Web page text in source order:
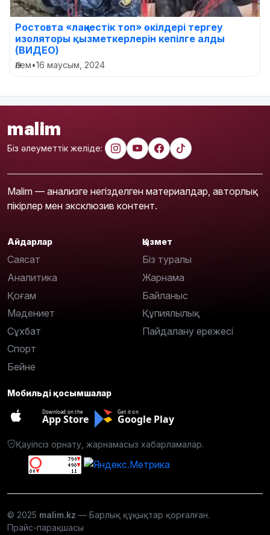
Ростовта «лаңкестік топ» өкілдері тергеу
изоляторы қызметкерлерін кепілге алды
(ВИДЕО)
Әлем•16 маусым, 2024
malim
Біз әлеуметтік желіде:
Malim — анализге негізделген материалдар, авторлық
пікірлер мен эксклюзив контент.
Айдарлар
Саясат
Аналитика
Қоғам
Мәдениет
Сұхбат
Спорт
Бейне
Қызмет
Біз туралы
Жарнама
Байланыс
Құпиялылық
Пайдалану ережесі
Мобильді қосымшалар
Download on the
App Store
Get it on
Google Play
Қауіпсіз орнату, жарнамасыз хабарламалар.
© 2025 malim.kz — Барлық құқықтар қорғалған.
Прайс-парақшасы